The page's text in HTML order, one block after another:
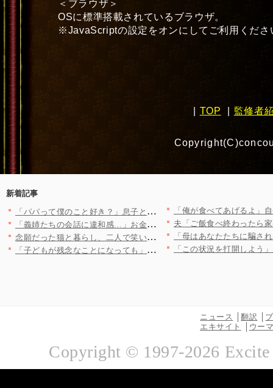
＜ブラウザ＞
OSに標準搭載されているブラウザ。
※JavaScriptの設定をオンにしてご利用くださ
TOP 監修者
新着記事
「パパって僕のこと好き？」息子との約束も平気で破る夫…傷つく息…
「義姉たちの会話に違和感…」お金持ちの義実家争奪戦が勃発！ 戦…
念願だった猫と暮らし、二人で笑い合う日々——少しずつ積み重ねて…
「子どもが残念なことになっても」社長ならメンタル強くないと…嫌…
ニュース 翻訳
エキサイト
ウー
Copyright © 1997-2026